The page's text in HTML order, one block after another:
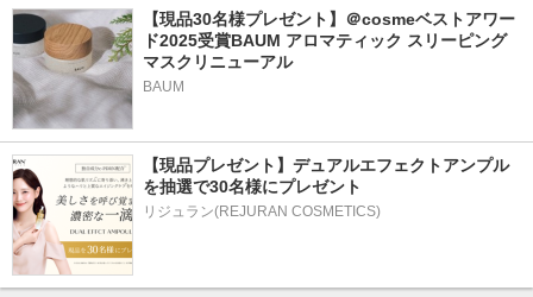
【現品30名様プレゼント】＠cosmeベストアワー
ド2025受賞BAUM アロマティック スリーピング
マスクリニューアル
BAUM
【現品プレゼント】デュアルエフェクトアンプル
を抽選で30名様にプレゼント
リジュラン(REJURAN COSMETICS)